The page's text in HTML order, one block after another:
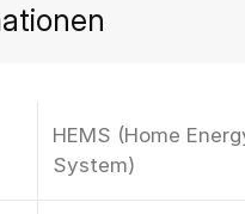
HEMS (Home
System)